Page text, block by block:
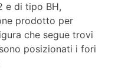
e di tipo BH,
prodotto per
che segue trovi
posizionati i fori